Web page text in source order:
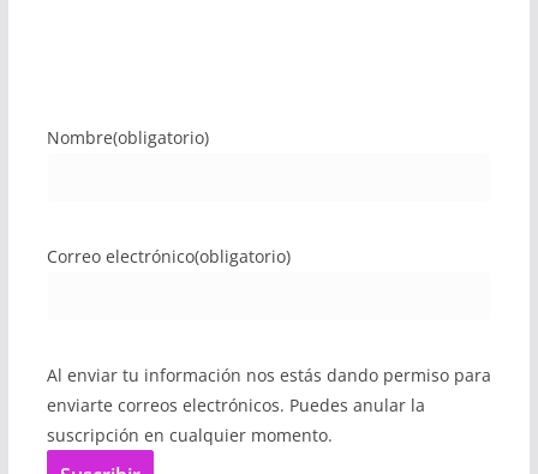
Nombre(obligatorio)
Correo electrónico(obligatorio)
Al enviar tu información nos estás dando permiso para
enviarte correos electrónicos. Puedes anular la
suscripción en cualquier momento.